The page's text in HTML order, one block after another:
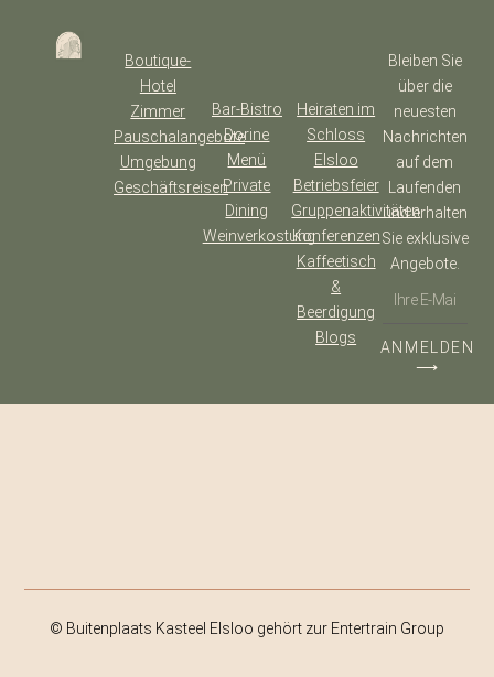
Boutique-
Hotel
Zimmer
Pauschalangebote
Umgebung
Geschäftsreisen
Bar-Bistro
Dorine
Menü
Private
Dining
Weinverkostung
Heiraten im
Schloss
Elsloo
Betriebsfeier
Gruppenaktivitäten
Konferenzen
Kaffeetisch
&
Beerdigung
Blogs
Bleiben Sie
über die
neuesten
Nachrichten
auf dem
Laufenden
und erhalten
Sie exklusive
Angebote.
ANMELDEN
⟶
© Buitenplaats Kasteel Elsloo gehört zur Entertrain Group